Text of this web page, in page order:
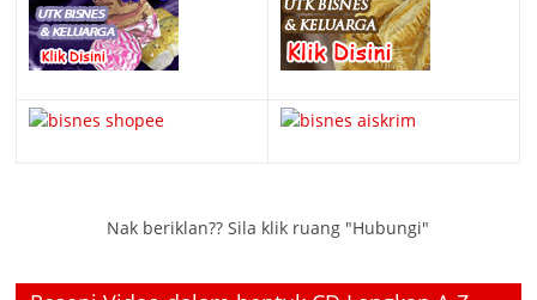
Nak beriklan?? Sila klik ruang "Hubungi"